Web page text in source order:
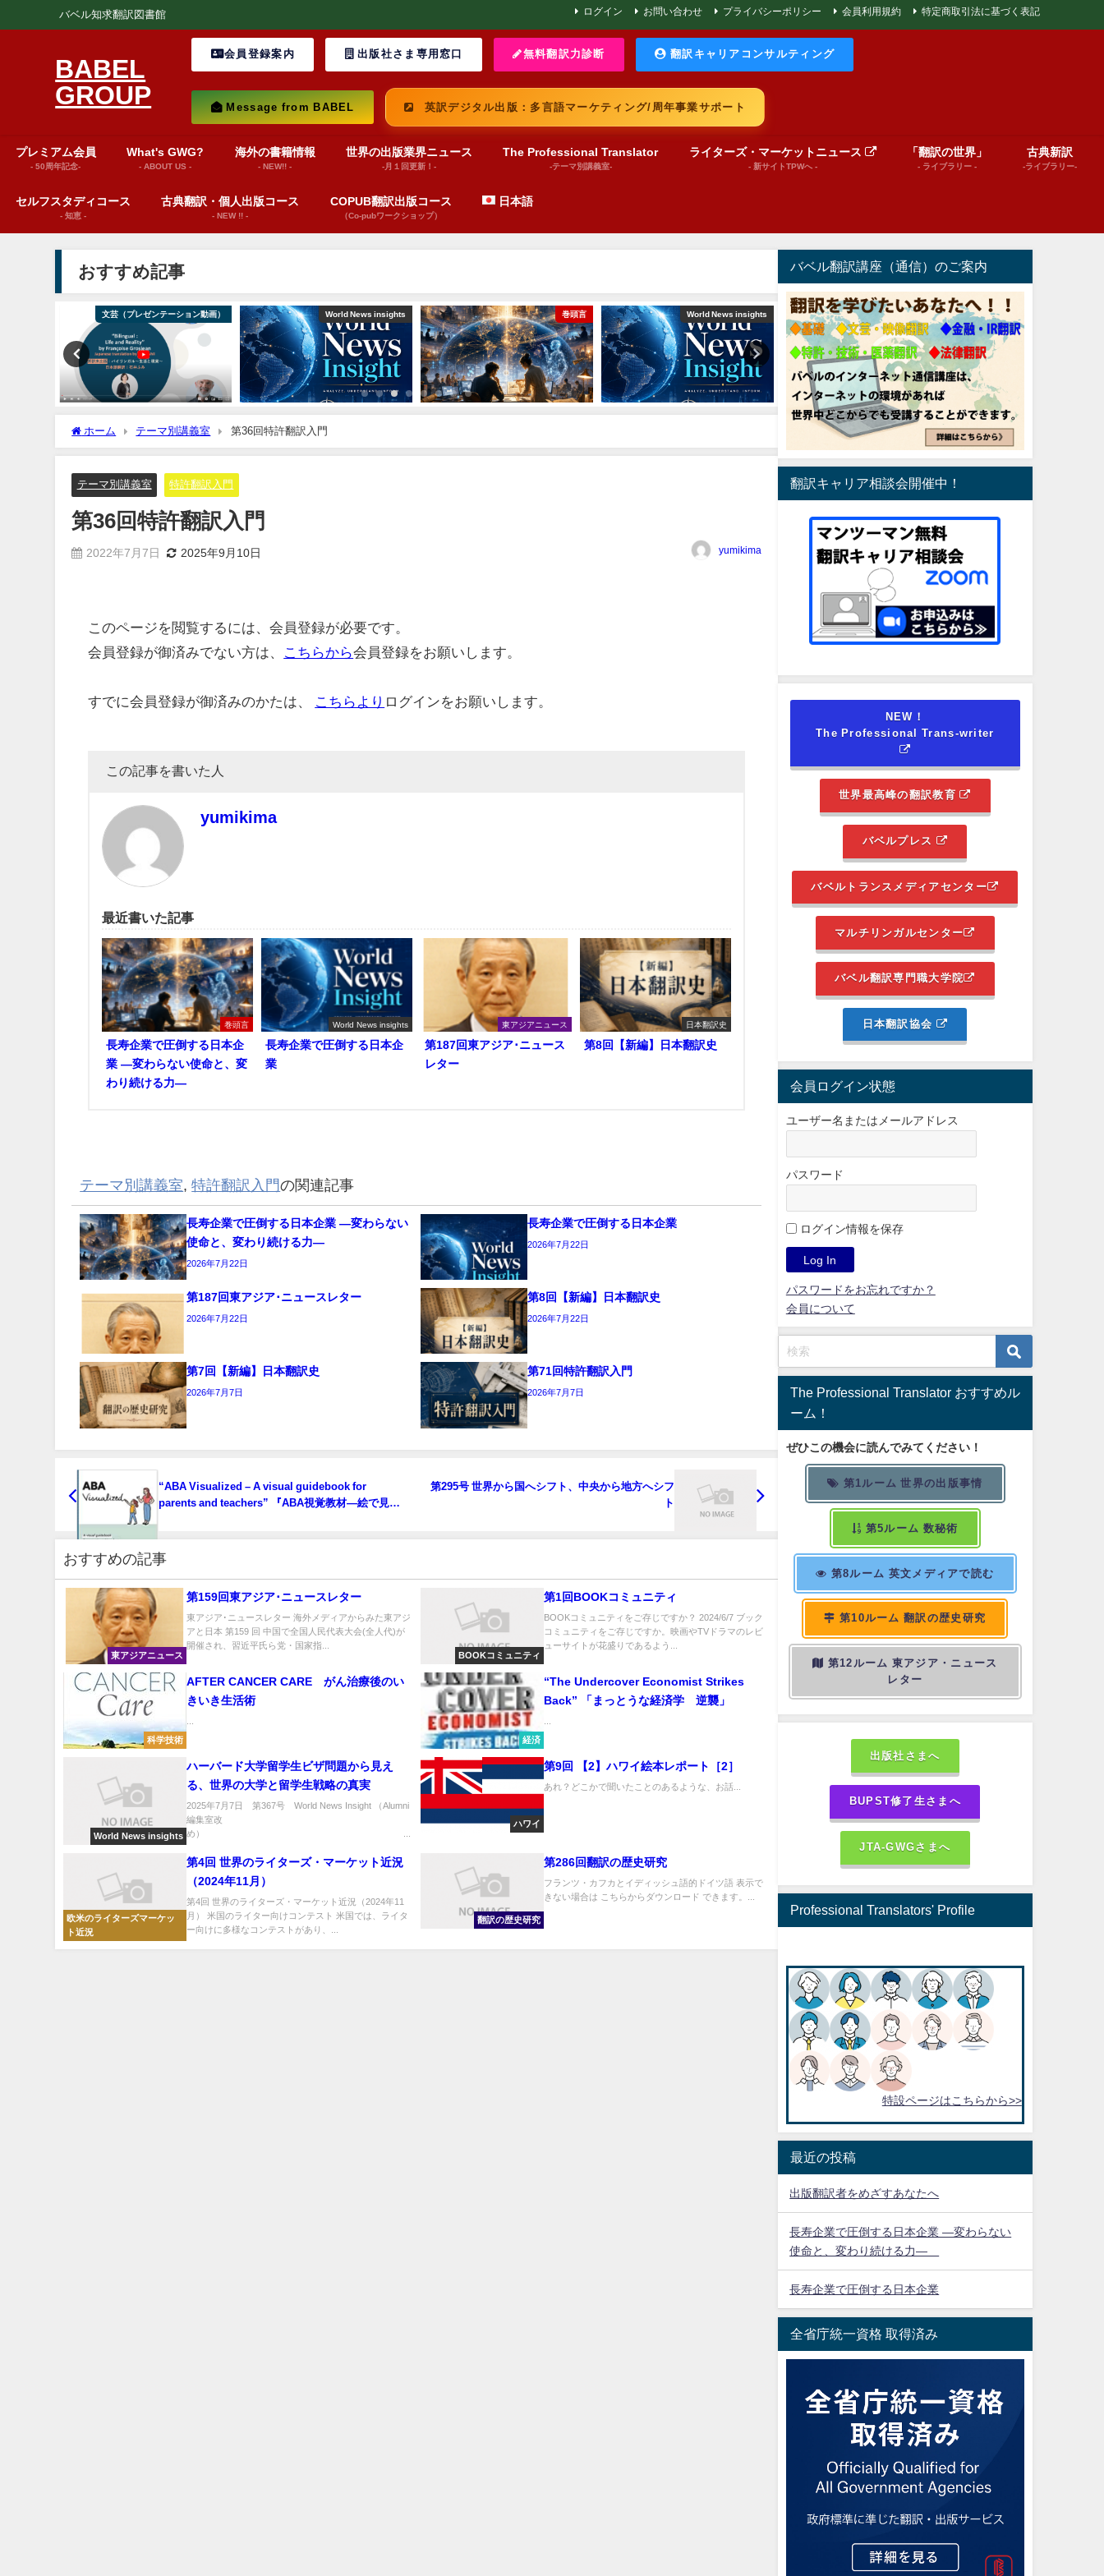
バベル知求翻訳図書館 ログイン お問い合わせ プライバシーポリシー 会員利用規約 特定商取引法に基づく表記
BABEL
GROUP
会員登録案内 出版社さま専用窓口 無料翻訳力診断 翻訳キャリアコンサルティング
Message from BABEL 英訳デジタル出版：多言語マーケティング/周年事業サポート
プレミアム会員
- 50周年記念-
What's GWG?
- ABOUT US -
海外の書籍情報
- NEW!! -
世界の出版業界ニュース
-月１回更新！-
The Professional Translator
-テーマ別講義室-
ライターズ・マーケットニュース
- 新サイトTPWへ -
「翻訳の世界」
- ライブラリー -
古典新訳
-ライブラリー-
セルフスタディコース
- 知恵 -
古典翻訳・個人出版コース
- NEW !! -
COPUB翻訳出版コース
（Co-pubワークショップ）
日本語
おすすめ記事
文芸（プレゼンテーション動画） World News insights 巻頭言 World News insights 文芸（プレゼンテーション動画）
ホーム テーマ別講義室 第36回特許翻訳入門
テーマ別講義室 特許翻訳入門
第36回特許翻訳入門
2022年7月7日 2025年9月10日 yumikima
このページを閲覧するには、会員登録が必要です。
会員登録が御済みでない方は、
こちらから会員登録をお願いします。
すでに会員登録が御済みのかたは、 こちらより ログインをお願いします。
この記事を書いた人
yumikima
最近書いた記事
巻頭言
長寿企業で圧倒する日本企
業 ―変わらない使命と、変
わり続ける力―
World News insights
長寿企業で圧倒する日本企
業
東アジアニュース
第187回東アジア･ニュース
レター
日本翻訳史
第8回【新編】日本翻訳史
テーマ別講義室,特許翻訳入門の関連記事
長寿企業で圧倒する日本企業 ―変わらない
使命と、変わり続ける力―
2026年7月22日
長寿企業で圧倒する日本企業
2026年7月22日
第187回東アジア･ニュースレター
2026年7月22日
第8回【新編】日本翻訳史
2026年7月22日
第7回【新編】日本翻訳史
2026年7月7日
第71回特許翻訳入門
2026年7月7日
“ABA Visualized – A visual guidebook for
parents and teachers” 『ABA視覚教材―絵で見て
第295号 世界から国へシフト、中央から地方へシフ
ト
おすすめの記事
東アジアニュース
第159回東アジア･ニュースレター
東アジア･ニュースレター 海外メディアからみた東アジ
アと日本 第159 回 中国で全国人民代表大会(全人代)が
開催され、習近平氏ら党・国家指...
BOOKコミュニティ
第1回BOOKコミュニティ
BOOKコミュニティをご存じですか？ 2024/6/7 ブック
コミュニティをご存じですか。映画やTVドラマのレビ
ューサイトが花盛りであるよう...
科学技術
AFTER CANCER CARE がん治療後のい
きいき生活術
経済
“The Undercover Economist Strikes
Back” 「まっとうな経済学 逆襲」
World News insights
ハーバード大学留学生ビザ問題から見え
る、世界の大学と留学生戦略の真実
2025年7月7日 第367号 World News Insight （Alumni
編集室改
め） ...
ハワイ
第9回 【2】ハワイ絵本レポート［2］
あれ？どこかで聞いたことのあるような、お話...
欧米のライターズマーケッ
ト近況
第4回 世界のライターズ・マーケット近況
（2024年11月）
第4回 世界のライターズ・マーケット近況（2024年11
月） 米国のライター向けコンテスト 米国では、ライタ
ー向けに多様なコンテストがあり、...
翻訳の歴史研究
第286回翻訳の歴史研究
フランツ・カフカとイディッシュ語的ドイツ語 表示で
きない場合は こちらからダウンロード できます。...
バベル翻訳講座（通信）のご案内
翻訳キャリア相談会開催中！
NEW！
The Professional Trans-writer
世界最高峰の翻訳教育
バベルプレス
バベルトランスメディアセンター
マルチリンガルセンター
バベル翻訳専門職大学院
日本翻訳協会
会員ログイン状態
ユーザー名またはメールアドレス
パスワード
ログイン情報を保存
パスワードをお忘れですか？
会員について
The Professional Translator おすすめル
ーム！
ぜひこの機会に読んでみてください！
第1ルーム 世界の出版事情
第5ルーム 数秘術
第8ルーム 英文メディアで読む
第10ルーム 翻訳の歴史研究
第12ルーム 東アジア・ニュース
レター
出版社さまへ
BUPST修了生さまへ
JTA-GWGさまへ
Professional Translators' Profile
特設ページはこちらから>>
最近の投稿
出版翻訳者をめざすあなたへ
長寿企業で圧倒する日本企業 ―変わらない
使命と、変わり続ける力―
長寿企業で圧倒する日本企業
全省庁統一資格 取得済み